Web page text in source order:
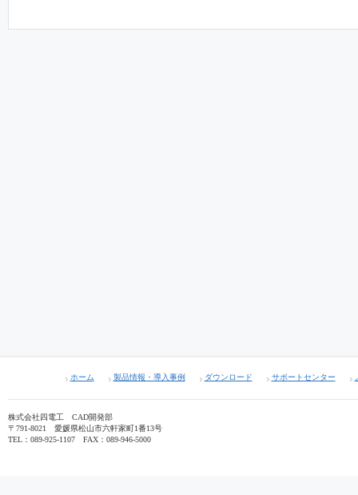
ホーム 製品情報・導入事例 ダウンロード サポートセンター
株式会社四電工 CAD開発部
〒791-8021 愛媛県松山市六軒家町1番13号
TEL：089-925-1107 FAX：089-946-5000